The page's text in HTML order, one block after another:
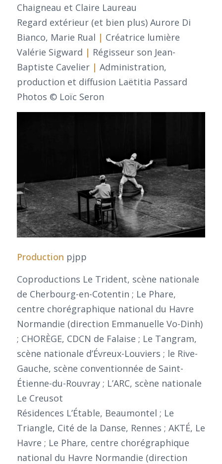
Chaigneau et Claire Laureau
Regard extérieur (et bien plus) Aurore Di
Bianco, Marie Rual | Créatrice lumière
Valérie Sigward | Régisseur son Jean-
Baptiste Cavelier | Administration,
production et diffusion Laëtitia Passard
Photos © Loïc Seron
Production pjpp
Coproductions Le Trident, scène nationale
de Cherbourg-en-Cotentin ; Le Phare,
centre chorégraphique national du Havre
Normandie (direction Emmanuelle Vo-Dinh)
; CHORÈGE, CDCN de Falaise ; Le Tangram,
scène nationale d’Évreux-Louviers ; le Rive-
Gauche, scène conventionnée de Saint-
Étienne-du-Rouvray ; L’ARC, scène nationale
Le Creusot
Résidences L’Étable, Beaumontel ; Le
Triangle, Cité de la Danse, Rennes ; AKTÉ, Le
Havre ; Le Phare, centre chorégraphique
national du Havre Normandie (direction